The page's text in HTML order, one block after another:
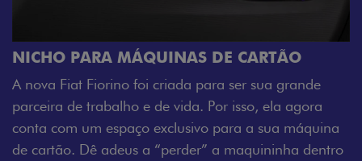
DE CARTÃO
foi criada para ser sua grande
e de vida. Por isso, ela agora
exclusivo para a sua máquina
a “perder” a maquininha dentro
CHAVE COM
Agora, a chave da
veículo também à
fechadura. São
mais fluidez para o